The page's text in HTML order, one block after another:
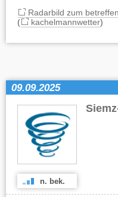
Radarbild zum
(
kachelmannwetter)
09.09.2025
n. bek.